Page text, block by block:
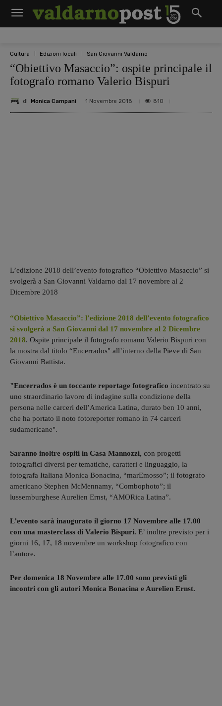
Cultura Edizioni locali San Giovanni Valdarno
“Obiettivo Masaccio”: ospite principale il
fotografo romano Valerio Bispuri
di Monica Campani 1 Novembre 2018 810
L’edizione 2018 dell’evento fotografico “Obiettivo Masaccio” si
svolgerà a San Giovanni Valdarno dal 17 novembre al 2
Dicembre 2018
“Obiettivo Masaccio”: l’edizione 2018 dell’evento fotografico
si svolgerà a San Giovanni dal 17 novembre al 2 Dicembre
2018. Ospite principale il fotografo romano Valerio Bispuri con
la mostra dal titolo “Encerrados" all’interno della Pieve di San
Giovanni Battista.
"Encerrados è un toccante reportage fotografico incentrato su
uno straordinario lavoro di indagine sulla condizione della
persona nelle carceri dell’America Latina, durato ben 10 anni,
che ha portato il noto fotoreporter romano in 74 carceri
sudamericane".
Saranno inoltre ospiti in Casa Mannozzi, con progetti
fotografici diversi per tematiche, caratteri e linguaggio, la
fotografa Italiana Monica Bonacina, “marEmosso”; il fotografo
americano Stephen McMennamy, “Combophoto”; il
lussemburghese Aurelien Ernst, “AMORica Latina”.
L’evento sarà inaugurato il giorno 17 Novembre alle 17.00
con una masterclass di Valerio Bispuri. E’ inoltre previsto per i
giorni 16, 17, 18 novembre un workshop fotografico con
l’autore.
Per domenica 18 Novembre alle 17.00 sono previsti gli
incontri con gli autori Monica Bonacina e Aurelien Ernst.